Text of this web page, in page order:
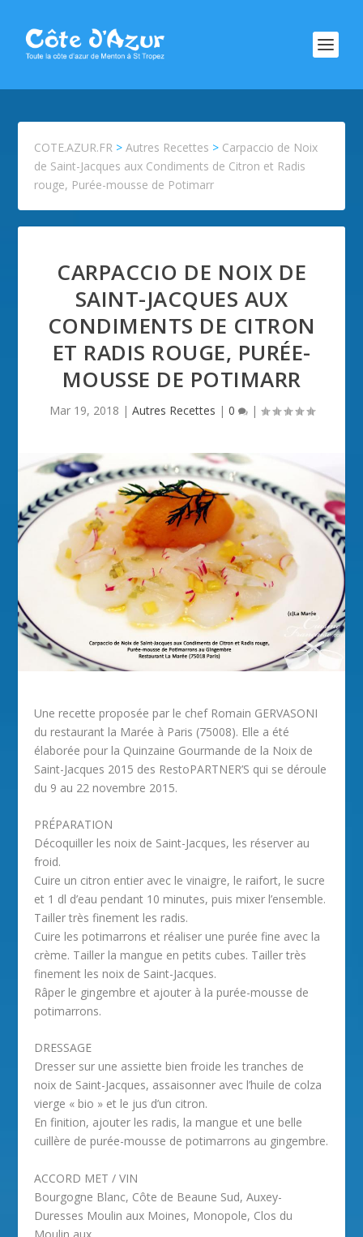
COTE.AZUR.FR >Autres Recettes > Carpaccio de Noix
de Saint-Jacques aux Condiments de Citron et Radis
rouge, Purée-mousse de Potimarr
CARPACCIO DE NOIX DE
SAINT-JACQUES AUX
CONDIMENTS DE CITRON
ET RADIS ROUGE, PURÉE-
MOUSSE DE POTIMARR
Mar 19, 2018 | Autres Recettes | 0 |
Une recette proposée par le chef Romain GERVASONI
du restaurant la Marée à Paris (75008). Elle a été
élaborée pour la Quinzaine Gourmande de la Noix de
Saint-Jacques 2015 des RestoPARTNER’S qui se déroule
du 9 au 22 novembre 2015.
PRÉPARATION
Décoquiller les noix de Saint-Jacques, les réserver au
froid.
Cuire un citron entier avec le vinaigre, le raifort, le sucre
et 1 dl d’eau pendant 10 minutes, puis mixer l’ensemble.
Tailler très finement les radis.
Cuire les potimarrons et réaliser une purée fine avec la
crème. Tailler la mangue en petits cubes. Tailler très
finement les noix de Saint-Jacques.
Râper le gingembre et ajouter à la purée-mousse de
potimarrons.
DRESSAGE
Dresser sur une assiette bien froide les tranches de
noix de Saint-Jacques, assaisonner avec l’huile de colza
vierge « bio » et le jus d’un citron.
En finition, ajouter les radis, la mangue et une belle
cuillère de purée-mousse de potimarrons au gingembre.
ACCORD MET / VIN
Bourgogne Blanc, Côte de Beaune Sud, Auxey-
Duresses Moulin aux Moines, Monopole, Clos du